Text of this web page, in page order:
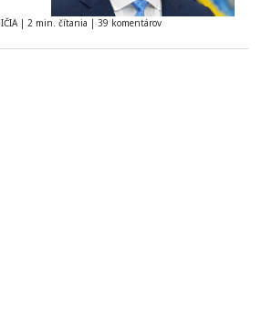
| 2 min. čítania | 39 komentárov